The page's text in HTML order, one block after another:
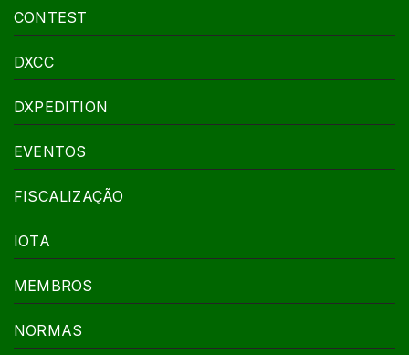
CONTEST
DXCC
DXPEDITION
EVENTOS
FISCALIZAÇÃO
IOTA
MEMBROS
NORMAS